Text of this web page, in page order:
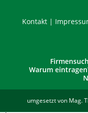
Kontakt|
Warum
umgesetzt von Mag.